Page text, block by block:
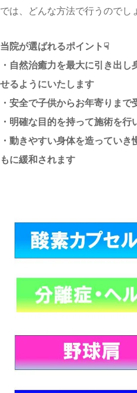
では、どんな方法で行うのでし
当院が選ばれるポイント☟
・自然治癒力を最大に引き出
せるようにいたします
・安全で子供からお年寄りまで
・明確な目的を持って施術を行
・動きやすい身体を造ってい
もに緩和されます